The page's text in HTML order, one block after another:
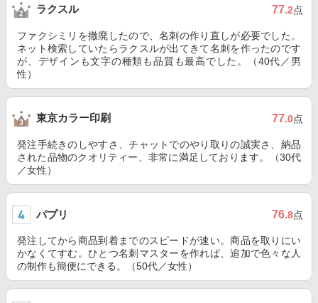
ラクスル 77.2点
ファクシミリを撤廃したので、名刺の作り直しが必要でした。
ネット検索していたらラクスルが出てきて名刺を作ったのです
が、デザインも文字の種類も品質も最高でした。（40代／男
性）
東京カラー印刷 77.0点
発注手続きのしやすさ、チャットでのやり取りの誠実さ、納品
された品物のクオリティー、非常に満足しております。（30代
／女性）
パプリ 76.8点
発注してから商品到着までのスピードが速い。商品を取りにい
かなくてすむ。ひとつ名刺マスターを作れば、追加で色々な人
の制作も簡便にできる。（50代／女性）